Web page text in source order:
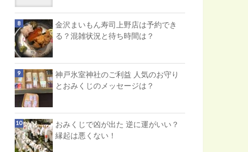
金沢まいもん寿司上野店は予約でき
る？混雑状況と待ち時間は？
神戸氷室神社のご利益 人気のお守り
とおみくじのメッセージは？
おみくじで凶が出た 逆に運がいい？
縁起は悪くない！